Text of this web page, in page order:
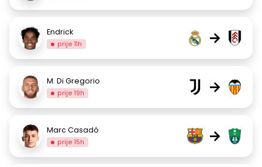
Endrick
prije 11h →
M. Di Gregorio
prije 19h →
Marc Casadó
prije 15h →